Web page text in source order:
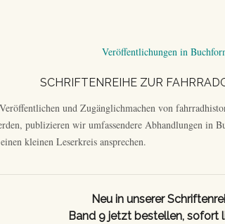
Veröffentlichungen in
SCHRIFTENREIHE ZUR
und Zugänglichmachen von
publizieren wir umfassendere Abhandlungen in
kleinen Leserkreis ansprechen.
Neu in unserer
Band 9 jetzt bestellen, sofort